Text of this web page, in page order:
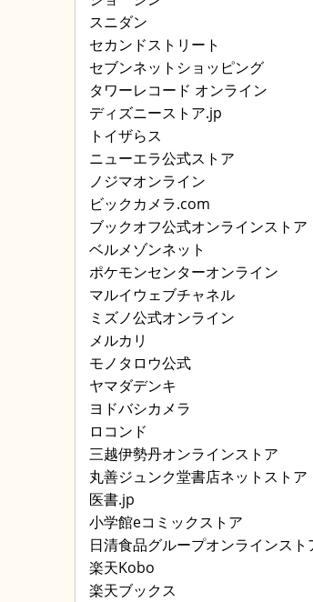
スニダン
セカンドストリート
セブンネットショッピング
タワーレコード オンライン
ディズニーストア.jp
トイザらス
ニューエラ公式ストア
ノジマオンライン
ビックカメラ.com
ブックオフ公式オンラインストア
ベルメゾンネット
ポケモンセンターオンライン
マルイウェブチャネル
ミズノ公式オンライン
メルカリ
モノタロウ公式
ヤマダデンキ
ヨドバシカメラ
ロコンド
三越伊勢丹オンラインストア
丸善ジュンク堂書店ネットストア
医書.jp
小学館eコミックストア
日清食品グループオンラインスト
楽天Kobo
楽天ブックス